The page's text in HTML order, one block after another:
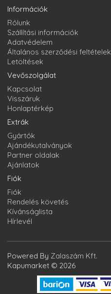
Információk
Rólunk
Szállítási információk
Adatvédelem
Általános szerződési feltételek
Letöltések
Vevőszolgálat
Kapcsolat
Visszáruk
Honlaptérkép
Extrák
Gyártók
Ajándékutalványok
Partner oldalak
Ajánlatok
Fiók
Fiók
Rendelés követés
Kívánságlista
Hírlevél
Powered By Zalaszám Kft.
Kapumarket © 2026